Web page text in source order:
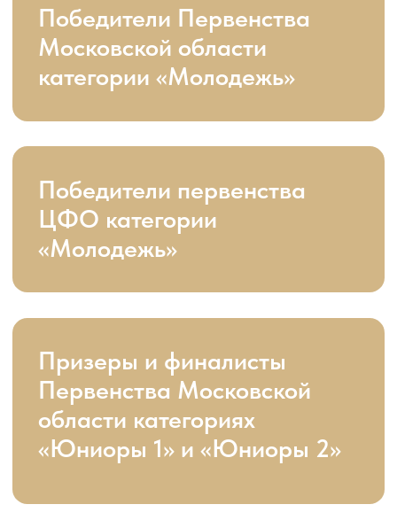
«Юниоры 1» и «Юниоры 2»
Призеры и финалисты
Финалисты Первенства
России, категория
Призеры и финалисты
международных
соревнований WDSF
категории «Молодежь»